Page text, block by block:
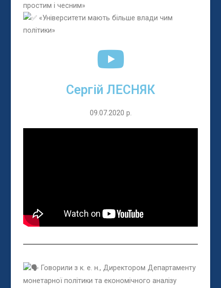
простим і чесним»
«Університети мають більше влади чим
політики»
Сергій ЛЕСНЯК
09.07.2020 р.
Говорили з к. е. н., Директором Департаменту
монетарної політики та економічного аналізу